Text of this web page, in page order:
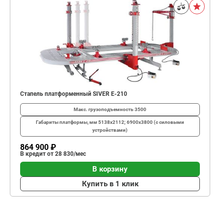
Стапель платформенный SIVER E-210
Макс. грузоподъемность3500
Габариты платформы, мм 5138х2112; 6900х3800 (с силовыми
устройствами)
864 900 ₽
В кредит от 28 830/мес
В корзину
Купить в 1 клик